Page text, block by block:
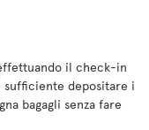
il check-in
sufficiente depositare i
bagagli senza fare